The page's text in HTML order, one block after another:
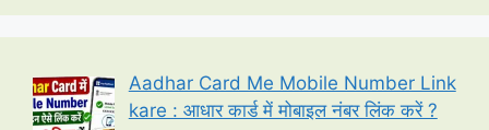
Aadhar Card Me Mobile Number Link
kare : आधार कार्ड में मोबाइल नंबर लिंक करें ?